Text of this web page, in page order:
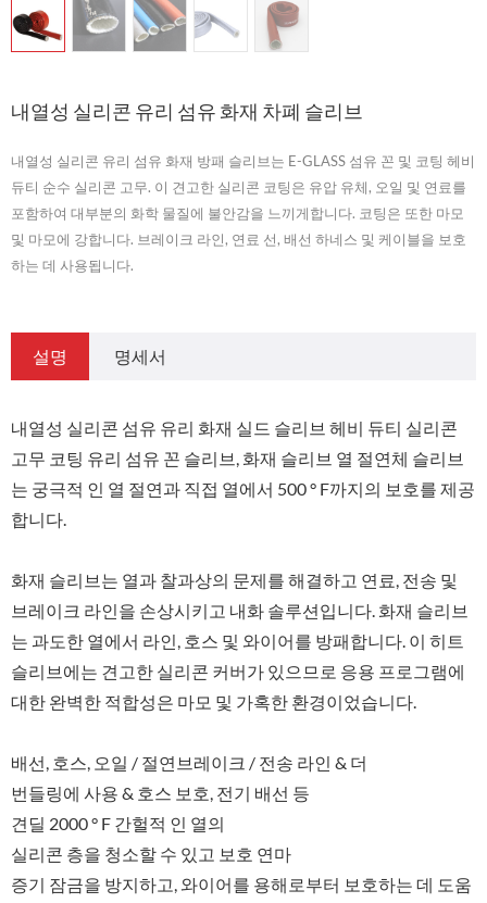
내열성 실리콘 유리 섬유 화재 차폐 슬리브
내열성 실리콘 유리 섬유 화재 방패 슬리브는 E-GLASS 섬유 꼰 및 코팅 헤비
듀티 순수 실리콘 고무. 이 견고한 실리콘 코팅은 유압 유체, 오일 및 연료를
포함하여 대부분의 화학 물질에 불안감을 느끼게합니다. 코팅은 또한 마모
및 마모에 강합니다. 브레이크 라인, 연료 선, 배선 하네스 및 케이블을 보호
하는 데 사용됩니다.
설명 명세서
내열성 실리콘 섬유 유리 화재 실드 슬리브 헤비 듀티 실리콘
고무 코팅 유리 섬유 꼰 슬리브, 화재 슬리브 열 절연체 슬리브
는 궁극적 인 열 절연과 직접 열에서 500 ° F까지의 보호를 제공
합니다.
화재 슬리브는 열과 찰과상의 문제를 해결하고 연료, 전송 및
브레이크 라인을 손상시키고 내화 솔루션입니다. 화재 슬리브
는 과도한 열에서 라인, 호스 및 와이어를 방패합니다. 이 히트
슬리브에는 견고한 실리콘 커버가 있으므로 응용 프로그램에
대한 완벽한 적합성은 마모 및 가혹한 환경이었습니다.
배선, 호스, 오일 / 절연브레이크 / 전송 라인 & 더
번들링에 사용 & 호스 보호, 전기 배선 등
견딜 2000 ° F 간헐적 인 열의
실리콘 층을 청소할 수 있고 보호 연마
증기 잠금을 방지하고, 와이어를 용해로부터 보호하는 데 도움